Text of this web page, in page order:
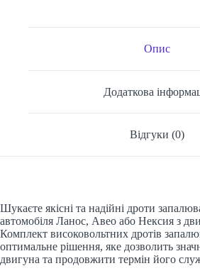
Опис
Додаткова
Відгуки (0)
Шукаєте якісні та надійні дроти
автомобіля Ланос, Авео або Нексия з
Комплект високовольтних дротів
оптимальне рішення, яке дозволить
двигуна та продовжити термін його